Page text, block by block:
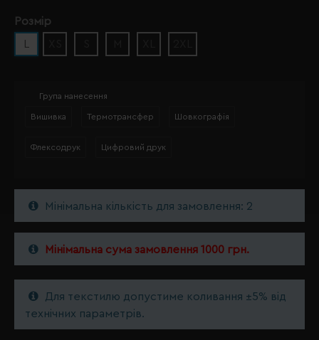
Розмір
Група нанесення
Вишивка Термотрансфер Шовкографія
Флексодрук Цифровий друк
Мінімальна кількість для замовлення: 2
Мінімальна сума замовлення 1000 грн.
Для текстилю допустиме коливання ±5% від
технічних параметрів.